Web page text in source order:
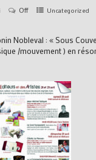
Off Uncategorized
Nobleval : « Sous
/mouvement ) en